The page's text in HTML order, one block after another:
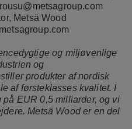
Metsä Wood
og miljøvenlige
og
produkter af nordisk
af førsteklasses kvalitet. I
EUR 0,5 milliarder, og vi
Metsä Wood er en del